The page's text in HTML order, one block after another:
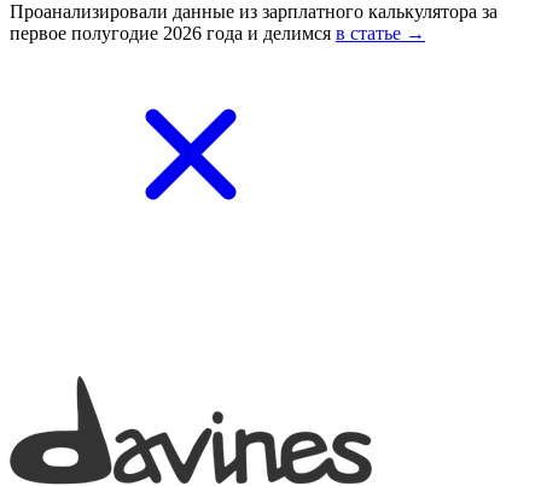
Проанализировали данные из зарплатного калькулятора за
первое полугодие 2026 года и делимся в статье →